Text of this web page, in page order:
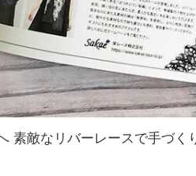
素敵なリバーレースで手づく